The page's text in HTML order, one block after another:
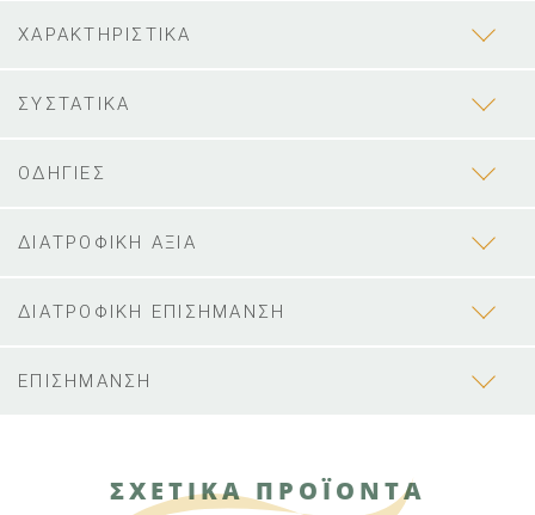
ΧΑΡΑΚΤΗΡΙΣΤΙΚΑ
ΣΥΣΤΑΤΙΚΑ
ΟΔΗΓΙΕΣ
ΔΙΑΤΡΟΦΙΚΗ ΑΞΙΑ
ΔΙΑΤΡΟΦΙΚΗ ΕΠΙΣΗΜΑΝΣΗ
ΕΠΙΣΗΜΑΝΣΗ
ΣΧΕΤΙΚΑ ΠΡΟΪΟΝΤΑ